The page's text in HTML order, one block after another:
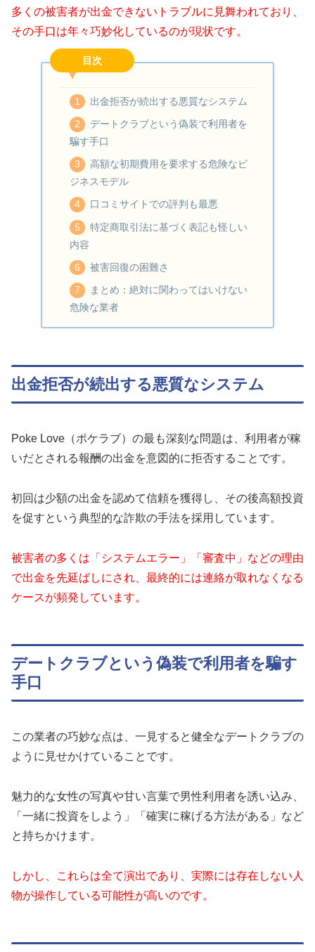
多くの被害者が出金できないトラブルに見舞われており、
その手口は年々巧妙化しているのが現状です。
目次
出金拒否が続出する悪質なシステム
デートクラブという偽装で利用者を
騙す手口
高額な初期費用を要求する危険なビ
ジネスモデル
口コミサイトでの評判も最悪
特定商取引法に基づく表記も怪しい
内容
被害回復の困難さ
まとめ：絶対に関わってはいけない
危険な業者
出金拒否が続出する悪質なシステム
Poke Love（ポケラブ）の最も深刻な問題は、利用者が稼
いだとされる報酬の出金を意図的に拒否することです。
初回は少額の出金を認めて信頼を獲得し、その後高額投資
を促すという典型的な詐欺の手法を採用しています。
被害者の多くは「システムエラー」「審査中」などの理由
で出金を先延ばしにされ、最終的には連絡が取れなくなる
ケースが頻発しています。
デートクラブという偽装で利用者を騙す
手口
この業者の巧妙な点は、一見すると健全なデートクラブの
ように見せかけていることです。
魅力的な女性の写真や甘い言葉で男性利用者を誘い込み、
「一緒に投資をしよう」「確実に稼げる方法がある」など
と持ちかけます。
しかし、これらは全て演出であり、実際には存在しない人
物が操作している可能性が高いのです。